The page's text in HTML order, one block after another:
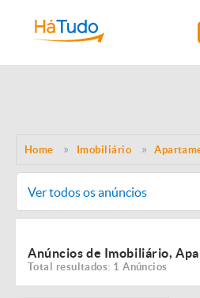
Home Imobiliário
Ver todos os anúncios
Anúncios de Imobiliário,
Total resultados: 1 Anúncios